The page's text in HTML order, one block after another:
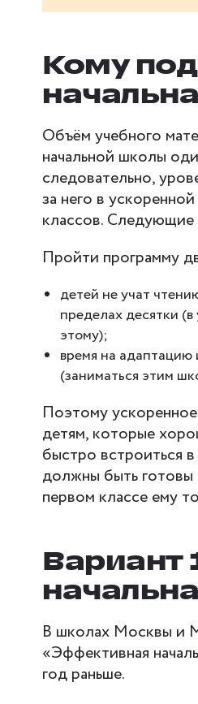
Кому
Объём учебного
начальной школы
следовательно,
за него в
классов.
Пройти программу
детей не учат
пределах десятки
этому);
время на
(заниматься этим
Поэтому
детям, которые
быстро встроиться
должны быть готовы
первом классе ему
Вариант
В школах Москвы и
«Эффективная
год раньше.